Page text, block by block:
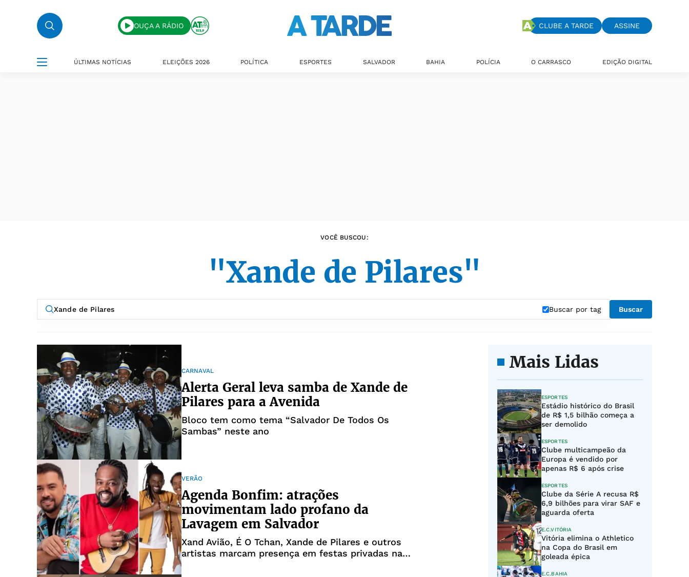
OUÇA A RÁDIO CLUBE A TARDE ASSINE
ÚLTIMAS NOTÍCIAS ELEIÇÕES 2026 POLÍTICA ESPORTES SALVADOR BAHIA POLÍCIA O CARRASCO EDIÇÃO DIGITAL
VOCÊ BUSCOU:
"Xande de Pilares"
Buscar por tag Buscar
CARNAVAL
Alerta Geral leva samba de Xande de
Pilares para a Avenida
Bloco tem como tema “Salvador De Todos Os
Sambas” neste ano
VERÃO
Agenda Bonfim: atrações
movimentam lado profano da
Lavagem em Salvador
Xand Avião, É O Tchan, Xande de Pilares e outros
artistas marcam presença em festas privadas na
Mais Lidas
ESPORTES
Estádio histórico do Brasil
de R$ 1,5 bilhão começa a
ser demolido
ESPORTES
Clube multicampeão da
Europa é vendido por
apenas R$ 6 após crise
ESPORTES
Clube da Série A recusa R$
6,9 bilhões para virar SAF e
aguarda oferta
E.C.VITÓRIA
Vitória elimina o Athletico
na Copa do Brasil em
goleada épica
E.C.BAHIA